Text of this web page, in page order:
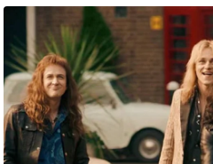
ज्यो
ष
प्र
भु
म
हि